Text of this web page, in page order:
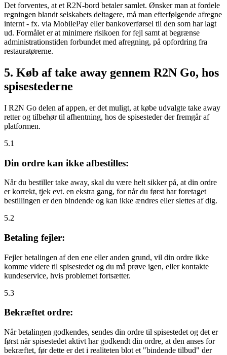
Det forventes, at et R2N-bord betaler samlet. Ønsker man at fordele
regningen blandt selskabets deltagere, må man efterfølgende afregne
internt - fx. via MobilePay eller bankoverførsel til den som har lagt
ud. Formålet er at minimere risikoen for fejl samt at begrænse
administrationstiden forbundet med afregning, på opfordring fra
restauratørerne.
5. Køb af take away gennem R2N Go, hos
spisestederne
I R2N Go delen af appen, er det muligt, at købe udvalgte take away
retter og tilbehør til afhentning, hos de spisesteder der fremgår af
platformen.
5.1
Din ordre kan ikke afbestilles:
Når du bestiller take away, skal du være helt sikker på, at din ordre
er korrekt, tjek evt. en ekstra gang, for når du først har foretaget
bestillingen er den bindende og kan ikke ændres eller slettes af dig.
5.2
Betaling fejler:
Fejler betalingen af den ene eller anden grund, vil din ordre ikke
komme videre til spisestedet og du må prøve igen, eller kontakte
kundeservice, hvis problemet fortsætter.
5.3
Bekræftet ordre:
Når betalingen godkendes, sendes din ordre til spisestedet og det er
først når spisestedet aktivt har godkendt din ordre, at den anses for
bekræftet, før dette er det i realiteten blot et "bindende tilbud" der